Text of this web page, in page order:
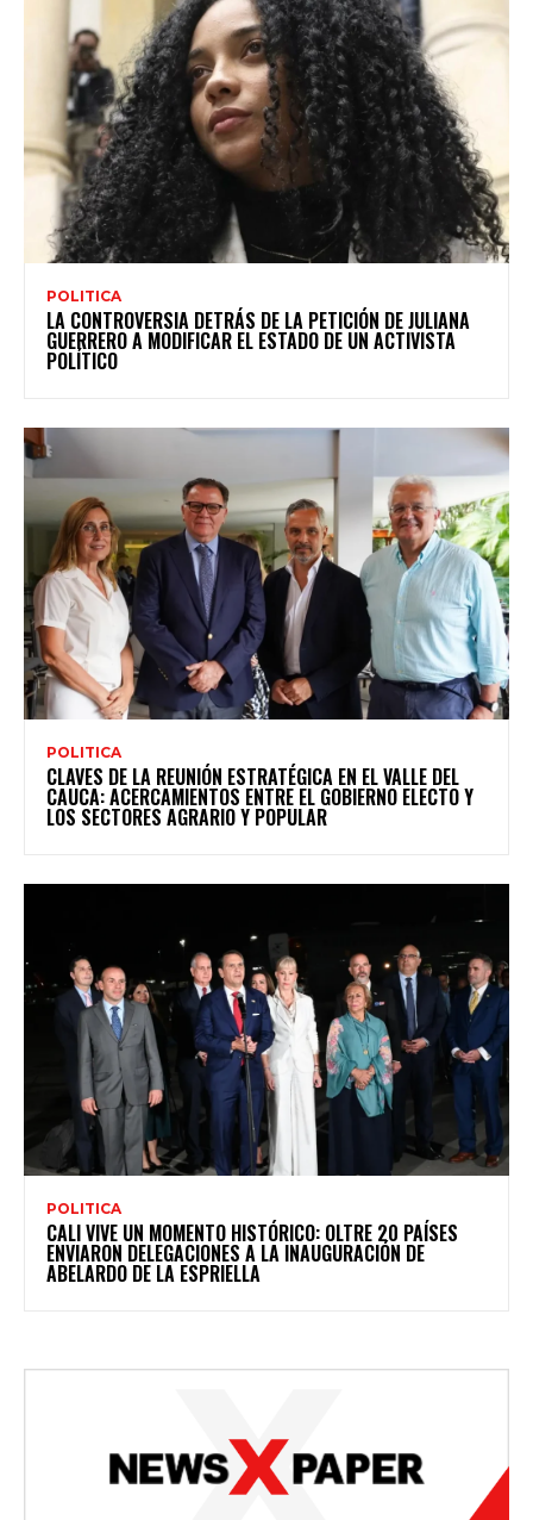
POLITICA
LA CONTROVERSIA DETRÁS DE LA PETICIÓN DE JULIANA
GUERRERO A MODIFICAR EL ESTADO DE UN ACTIVISTA
POLÍTICO
POLITICA
CLAVES DE LA REUNIÓN ESTRATÉGICA EN EL VALLE DEL
CAUCA: ACERCAMIENTOS ENTRE EL GOBIERNO ELECTO Y
LOS SECTORES AGRARIO Y POPULAR
POLITICA
CALI VIVE UN MOMENTO HISTÓRICO: OLTRE 20 PAÍSES
ENVIARON DELEGACIONES A LA INAUGURACIÓN DE
ABELARDO DE LA ESPRIELLA